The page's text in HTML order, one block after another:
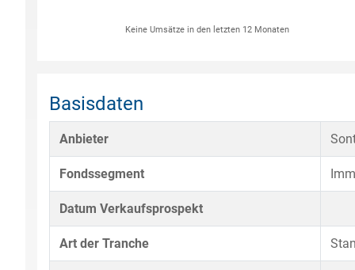
Keine Umsätze in den letzten 12 Monaten
Basisdaten
Anbieter
Fondssegment
Datum Verkaufsprospekt
Art der Tranche